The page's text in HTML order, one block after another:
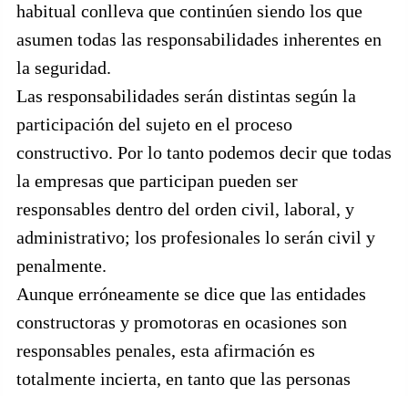
habitual conlleva que continúen siendo los que
asumen todas las responsabilidades inherentes en
la seguridad.
Las responsabilidades serán distintas según la
participación del sujeto en el proceso
constructivo. Por lo tanto podemos decir que todas
la empresas que participan pueden ser
responsables dentro del orden civil, laboral, y
administrativo; los profesionales lo serán civil y
penalmente.
Aunque erróneamente se dice que las entidades
constructoras y promotoras en ocasiones son
responsables penales, esta afirmación es
totalmente incierta, en tanto que las personas